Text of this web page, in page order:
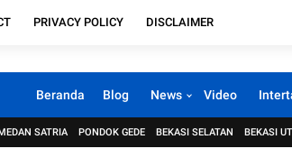
PRIVACY POLICY DISCLAIMER
Beranda Blog News Video
SATRIA PONDOK GEDE BEKASI SELATAN BEKASI